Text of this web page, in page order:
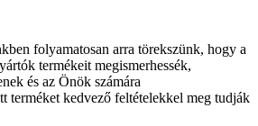
folyamatosan arra törekszünk, hogy a
termékeit megismerhessék,
és az Önök számára
terméket kedvező feltételekkel meg tudják